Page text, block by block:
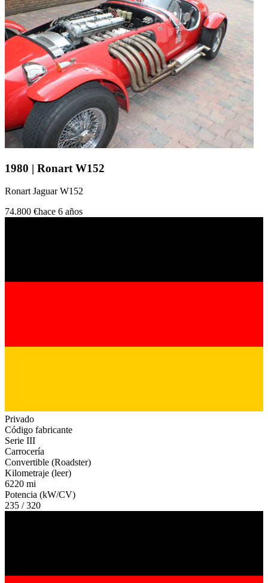
1980 | Ronart W152
Ronart Jaguar W152
74.800 €hace 6 años
Privado
Código fabricante
Serie III
Carrocería
Convertible (Roadster)
Kilometraje (leer)
6220 mi
Potencia (kW/CV)
235 / 320